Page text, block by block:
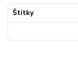
Štítky